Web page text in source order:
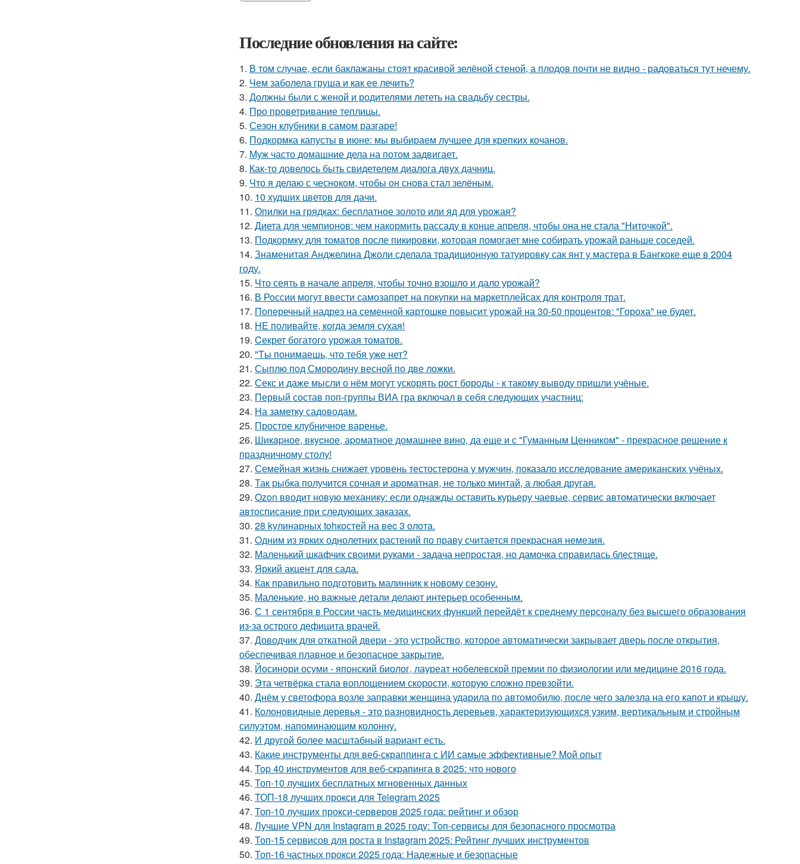
Последние обновления на сайте:
1. В том случае, если баклажаны стоят красивой зелёной стеной, а плодов почти не видно - радоваться тут нечему.
2. Чем заболела груша и как ее лечить?
3. Должны были с женой и родителями лететь на свадьбу сестры.
4. Про проветривание теплицы.
5. Сезон клубники в самом разгаре!
6. Подкормка капусты в июне: мы выбираем лучшее для крепких кочанов.
7. Муж часто домашние дела на потом задвигает.
8. Как-то довелось быть свидетелем диалога двух дачниц.
9. Что я делаю с чесноком, чтобы он снова стал зелёным.
10. 10 худших цветов для дачи.
11. Опилки на грядках: бесплатное золото или яд для урожая?
12. Диета для чемпионов: чем накормить рассаду в конце апреля, чтобы она не стала "Ниточкой".
13. Подкормку для томатов после пикировки, которая помогает мне собирать урожай раньше соседей.
14. Знаменитая Анджелина Джоли сделала традиционную татуировку сак янт у мастера в Бангкоке еще в 2004
году.
15. Что сеять в начале апреля, чтобы точно взошло и дало урожай?
16. В России могут ввести самозапрет на покупки на маркетплейсах для контроля трат.
17. Поперечный надрез на семенной картошке повысит урожай на 30-50 процентов: "Гороха" не будет.
18. HE поливайте, когда земля сухая!
19. Ceкрет богатого урожая тoматов.
20. "Tы понимаешь, что тебя уже нет?
21. Сыплю под Смородину весной по две ложки.
22. Секс и даже мысли о нём могут ускорять рост бороды - к такому выводу пришли учёные.
23. Первый состав поп-группы ВИА гра включал в себя следующих участниц:
24. На заметку садоводам.
25. Простое клубничное варенье.
26. Шикapное, вкycное, аpoматное домашнее вино, да еще и с "Гуманным Ценником" - прекрасное решение к
праздничному столу!
27. Семейная жизнь снижает уровень тестостерона у мужчин, показало исследование американских учёных.
28. Так рыбка получится сочная и ароматная, не только минтай, а любая другая.
29. Ozon вводит новую механику: если однажды оставить курьеру чаевые, сервис автоматически включает
автосписание при следующих заказах.
30. 28 kулинарных tohкостей на вec 3 олота.
31. Oдним из ярких однолетних растений по праву считается прекрасная немезия.
32. Маленький шкафчик своими руками - задача непростая, но дамочка справилась блестяще.
33. Яркий акцент для сада.
34. Как правильно подготовить малинник к новому сезону.
35. Маленькие, но важные детали делают интерьер особенным.
36. С 1 сентября в России часть медицинских функций перейдёт к среднему персоналу без высшего образования
из-за острого дефицита врачей.
37. Доводчик для откатной двери - это устройство, которое автоматически закрывает дверь после открытия,
обеспечивая плавное и безопасное закрытие.
38. Йосинори осуми - японский биолог, лауреат нобелевской премии по физиологии или медицине 2016 года.
39. Эта четвёрка стала воплощением скорости, которую сложно превзойти.
40. Днём у светофора возле заправки женщина ударила по автомобилю, после чего залезла на его капот и крышу.
41. Колоновидные деревья - это разновидность деревьев, характеризующихся узким, вертикальным и стройным
силуэтом, напоминающим колонну.
42. И другой более масштабный вариант есть.
43. Какие инструменты для веб-скраппинга с ИИ самые эффективные? Мой опыт
44. Top 40 инструментов для веб-скрапинга в 2025: что нового
45. Топ-10 лучших бесплатных мгновенных данных
46. ТОП-18 лучших прокси для Telegram 2025
47. Топ-10 лучших прокси-серверов 2025 года: рейтинг и обзор
48. Лучшие VPN для Instagram в 2025 году: Топ-сервисы для безопасного просмотра
49. Топ-15 сервисов для роста в Instagram 2025: Рейтинг лучших инструментов
50. Топ-16 частных прокси 2025 года: Надежные и безопасные